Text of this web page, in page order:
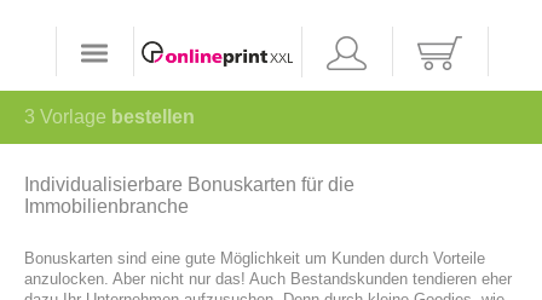
3 Vorlage bestellen
Individualisierbare Bonuskarten für die
Immobilienbranche
Bonuskarten sind eine gute Möglichkeit um Kunden durch Vorteile
anzulocken. Aber nicht nur das! Auch Bestandskunden tendieren eher